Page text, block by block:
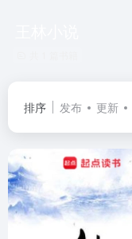
排序 发布 更新